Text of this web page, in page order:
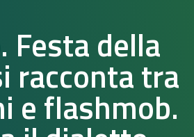
della
racconta tra
e flashmob.